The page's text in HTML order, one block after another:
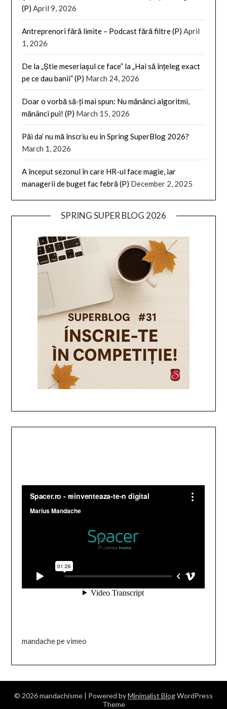
(P) April 9, 2026
Antreprenori fără limite – Podcast fără filtre (P) April
1, 2026
De la „Știe meseriașul ce face” la „Hai să înțeleg exact
pe ce dau banii” (P) March 24, 2026
Doar o vorbă să-ți mai spun: Nu mănânci algoritmi,
mănânci pui! (P) March 15, 2026
Păi da’ nu mă înscriu eu in Spring SuperBlog 2026?
March 1, 2026
A început sezonul în care HR-ul face magie, iar
managerii de buget fac febră (P) December 2, 2025
SPRING SUPER BLOG 2026
mandache pe vimeo
© 2026 mandachisme | Powered byMinimalist BlogWordPress
Theme